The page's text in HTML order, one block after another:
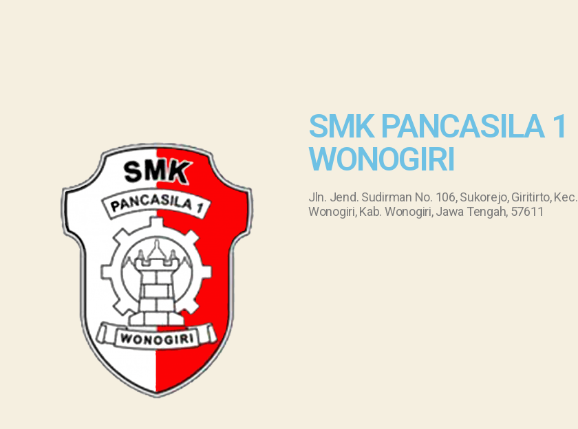
SMK PANCASILA 1
WONOGIRI
Jln. Jend. Sudirman No. 106, Sukorejo, Giritirto, Kec.
Wonogiri, Kab. Wonogiri, Jawa Tengah, 57611